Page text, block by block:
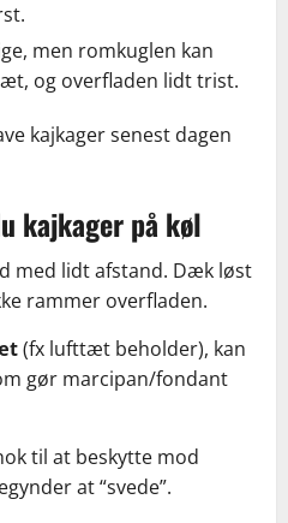
men romkuglen kan
og overfladen lidt trist.
kajkager senest dagen
kajkager på køl
med lidt afstand. Dæk løst
rammer overfladen.
(fx lufttæt beholder), kan
gør marcipan/fondant
til at beskytte mod
at “svede”.